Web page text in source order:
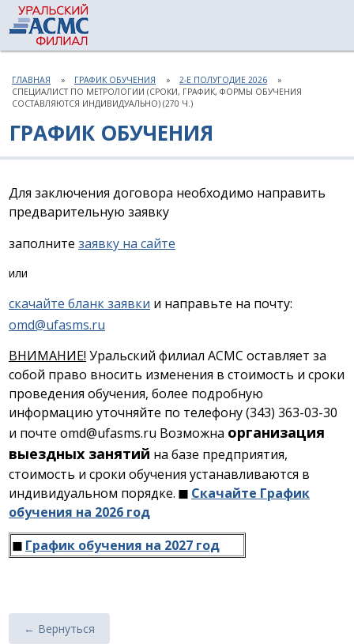
ГЛАВНАЯ ГРАФИК ОБУЧЕНИЯ
2-Е ПОЛУГОДИЕ 2026
СПЕЦИАЛИСТ ПО МЕТРОЛОГИИ (СРОКИ, ГРАФИК, ФОРМЫ ОБУЧЕНИЯ
СОСТАВЛЯЮТСЯ ИНДИВИДУАЛЬНО) (270 Ч.)
ГРАФИК ОБУЧЕНИЯ
Для заключения договора необходимо направить
предварительную заявку
заполните заявку на сайте
или
скачайте бланк заявки и направьте на почту:
omd@ufasms.ru
ВНИМАНИЕ! Уральский филиал АСМС оставляет за
собой право вносить изменения в стоимость и сроки
проведения обучения, более подробную
информацию уточняйте по телефону (343) 363-03-30
и почте omd@ufasms.ru Возможна организация
выездных занятий на базе предприятия,
стоимость и сроки обучения устанавливаются в
индивидуальном порядке. ◼ Скачайте График
обучения на 2026 год
◼ График обучения на 2027 год
← Вернуться